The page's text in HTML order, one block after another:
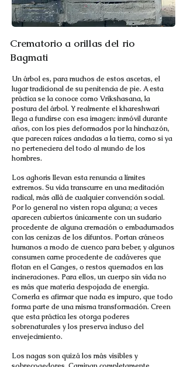
Crematorio a orillas del rio
Bagmati
Un árbol es, para muchos de estos ascetas, el
lugar tradicional de su penitencia de pie. A esta
práctica se la conoce como Vrikshasana, la
postura del árbol. Y realmente el khareshwari
llega a fundirse con esa imagen: inmóvil durante
años, con los pies deformados por la hinchazón,
que parecen raíces ancladas a la tierra, como si ya
no perteneciera del todo al mundo de los
hombres.
Los aghoris llevan esta renuncia a límites
extremos. Su vida transcurre en una meditación
radical, más allá de cualquier convención social.
Por lo general no visten ropa alguna; a veces
aparecen cubiertos únicamente con un sudario
procedente de alguna cremación o embadurnados
con las cenizas de los difuntos. Portan cráneos
humanos a modo de cuenco para beber, y algunos
consumen carne procedente de cadáveres que
flotan en el Ganges, o restos quemados en las
incineraciones. Para ellos, un cuerpo sin vida no
es más que materia despojada de energía.
Comerla es afirmar que nada es impuro, que todo
forma parte de una misma transformación. Creen
que esta práctica les otorga poderes
sobrenaturales y los preserva incluso del
envejecimiento.
Los nagas son quizá los más visibles y